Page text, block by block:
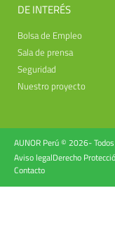
DE INTERÉS
Bolsa de Empleo
Sala de prensa
Seguridad
Nuestro proyecto
AUNOR Perú © 2026-
Aviso legalDerecho
Contacto